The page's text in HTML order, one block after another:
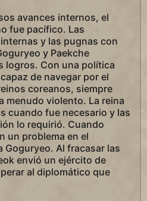
avances internos, el
fue pacífico. Las
y las pugnas con
y Paekche
logros. Con una política
de navegar por el
coreanos, siempre
menudo violento. La reina
cuando fue necesario y las
lo requirió. Cuando
un problema en el
Goguryeo. Al fracasar las
envió un ejército de
al diplomático que